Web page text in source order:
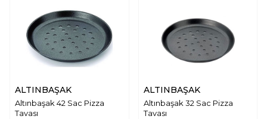
ALTINBAŞAK
Altınbaşak 42 Sac Pizza
Tavası
ALTINBAŞAK
Altınbaşak 32 Sac Pizza
Tavası